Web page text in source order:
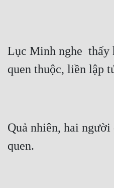
Lục Minh nghe  thấy
quen thuộc, liền lập
Quả nhiên, hai
quen.